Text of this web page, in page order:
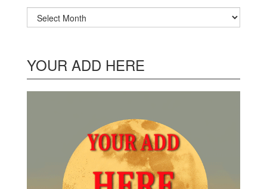
Archives
YOUR ADD HERE